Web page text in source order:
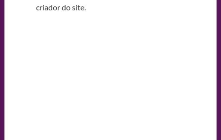
criador do site.